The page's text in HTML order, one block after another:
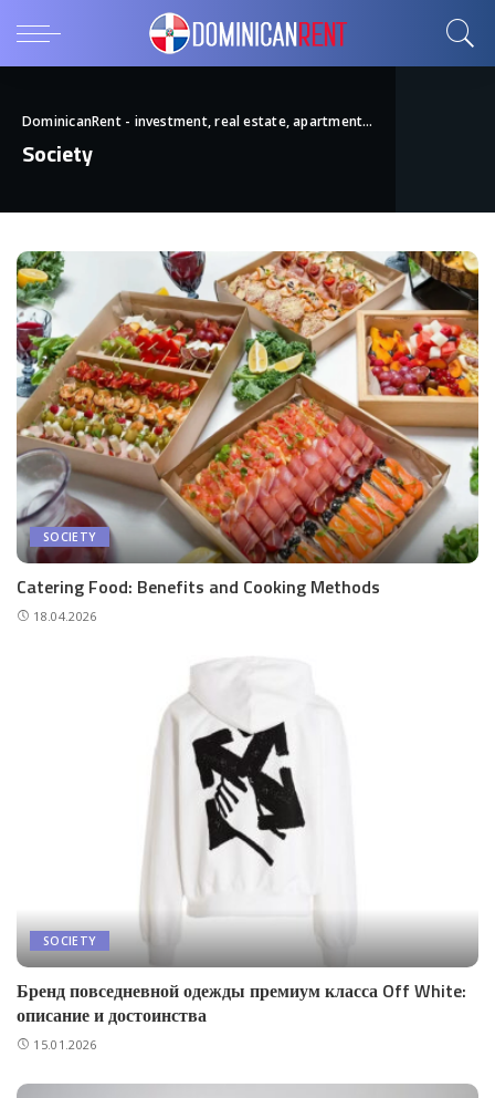
DominicanRent - investment, real estate, apartments>
Society
SOCIETY
Catering Food: Benefits and Cooking Methods
18.04.2026
SOCIETY
Бренд повседневной одежды премиум класса Off White:
описание и достоинства
15.01.2026